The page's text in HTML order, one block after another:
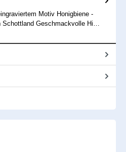
Motiv Honigbiene -
Geschmackvolle Hi…